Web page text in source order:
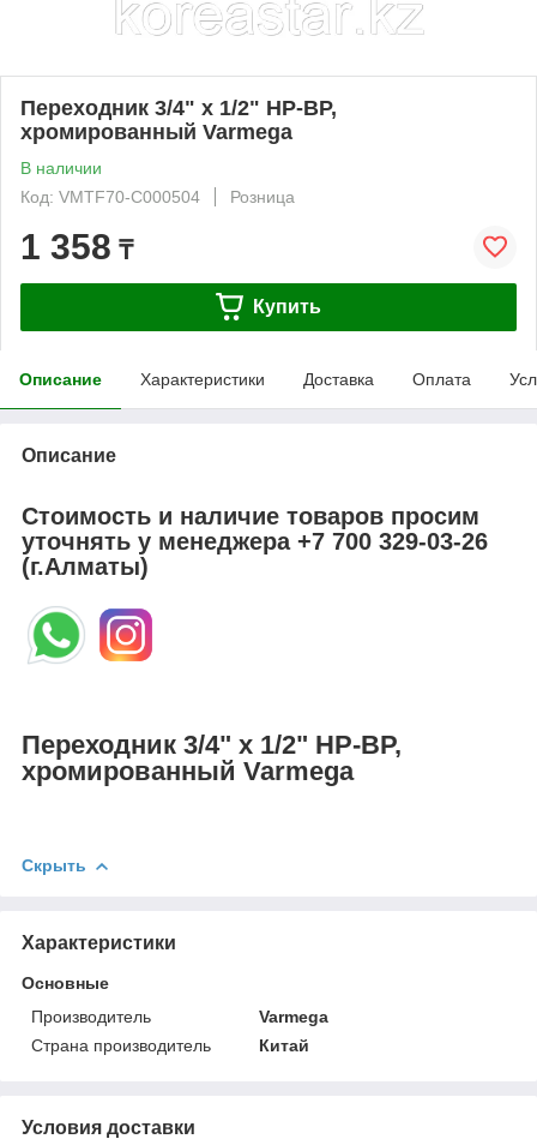
Переходник 3/4" х 1/2" НР-ВР,
хромированный Varmega
В наличии
Код: VMTF70-C000504
Розница
1 358 ₸
Купить
Описание Характеристики Доставка Оплата
Описание
Стоимость и наличие товаров просим
уточнять у менеджера+7 700 329-03-26
(г.Алматы)
Переходник 3/4" х 1/2" НР-ВР,
хромированный Varmega
Скрыть
Характеристики
Основные
Производитель
Varmega
Страна производитель
Китай
Условия доставки